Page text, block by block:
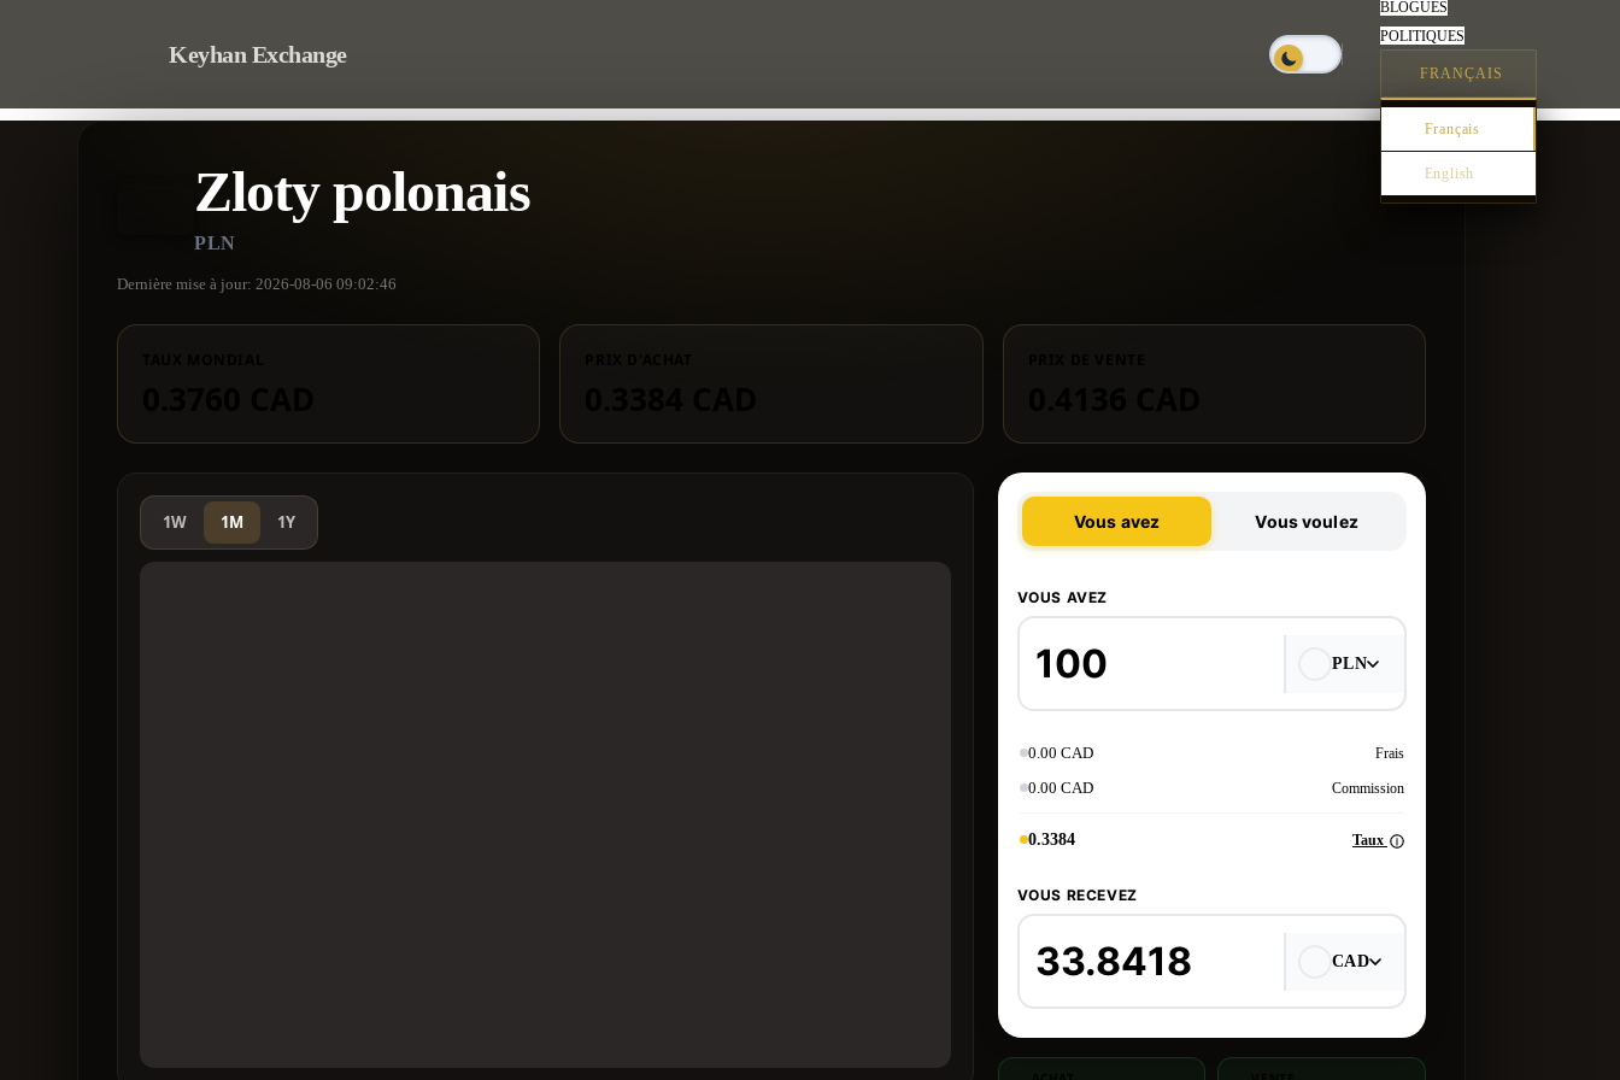
Keyhan Exchange
BLOGUES
POLITIQUES
FRANÇAIS
Français
English
Zloty polonais
PLN
Dernière mise à jour: 2026-08-06 09:02:46
1W 1M 1Y Vous avez Vous voulez
VOUS AVEZ
PLN
0.00 CAD Frais
0.00 CAD Commission
0.3384 Taux
VOUS RECEVEZ
CAD